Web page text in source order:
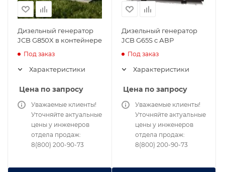
Дизельный генератор
JCB G850X в контейнере
Под заказ
Характеристики
Цена по запросу
Уважаемые клиенты!
Уточняйте актуальные
цены у инженеров
отдела продаж:
8(800) 200-90-73
Дизельный генератор
JCB G65S с АВР
Под заказ
Характеристики
Цена по запросу
Уважаемые клиенты!
Уточняйте актуальные
цены у инженеров
отдела продаж:
8(800) 200-90-73